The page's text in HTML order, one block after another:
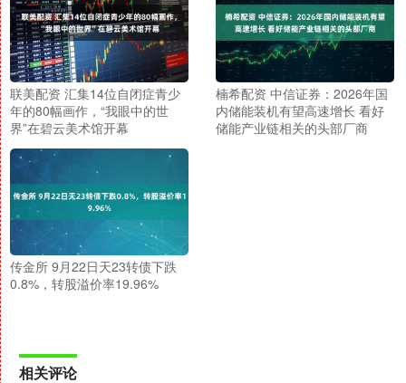
联美配资 汇集14位自闭症青少
年的80幅画作，“我眼中的世
界”在碧云美术馆开幕
楠希配资 中信证券：2026年国
内储能装机有望高速增长 看好
储能产业链相关的头部厂商
传金所 9月22日天23转债下跌
0.8%，转股溢价率19.96%
相关评论